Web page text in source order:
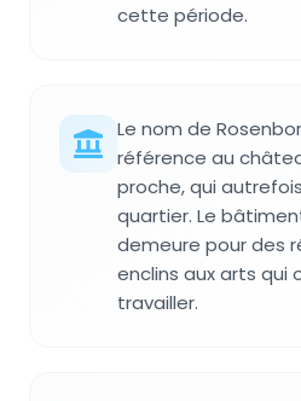
cette période.
Le nom de
référence au
proche, qui
quartier. Le
demeure pour des
enclins aux arts qui
travailler.